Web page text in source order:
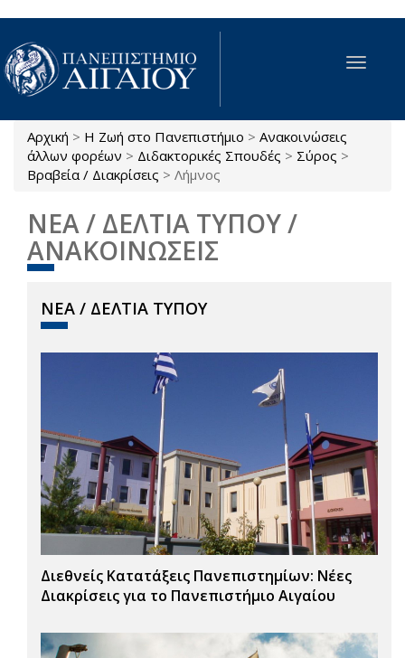
Παράκαμψη προς το κυρίως περιεχόμενο
Toggle
Είστε εδώ
Αρχική > Η Ζωή στο Πανεπιστήμιο > Ανακοινώσεις
άλλων φορέων > Διδακτορικές Σπουδές > Σύρος >
Βραβεία / Διακρίσεις > Λήμνος
ΝΕΑ / ΔΕΛΤΙΑ ΤΥΠΟΥ /
ΑΝΑΚΟΙΝΩΣΕΙΣ
ΝΕΑ / ΔΕΛΤΙΑ ΤΥΠΟΥ
Διεθνείς Κατατάξεις Πανεπιστημίων: Νέες
Διακρίσεις για το Πανεπιστήμιο Αιγαίου